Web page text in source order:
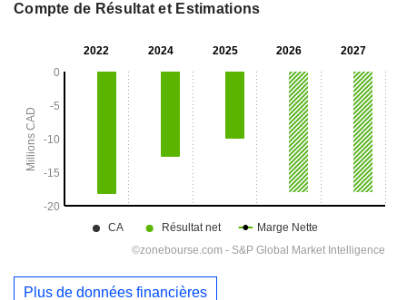
Compte de Résultat et Estimations
Plus de données financières